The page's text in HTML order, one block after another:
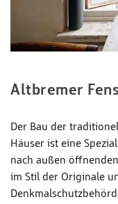
Altbremer
Der Bau der
Häuser ist eine
nach außen
im Stil der Originale